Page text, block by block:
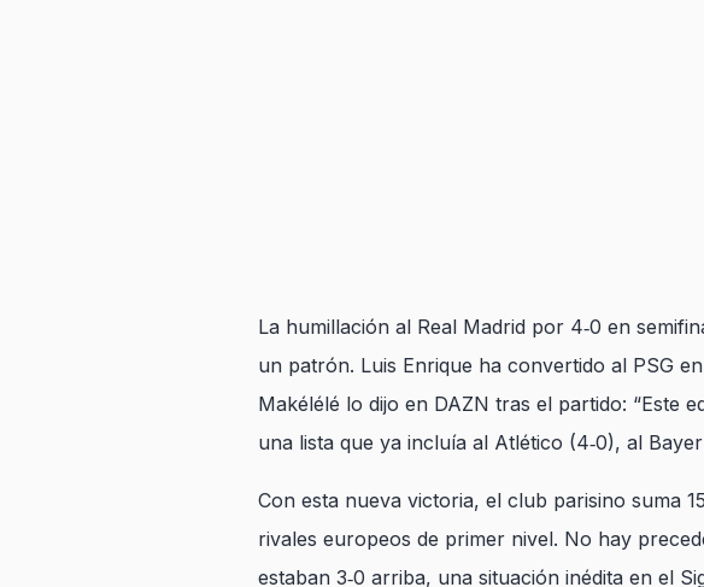
La humillación al Real Madrid por 4‑0 en
un patrón. Luis Enrique ha convertido al PSG
Makélélé lo dijo en DAZN tras el partido: “Este
una lista que ya incluía al Atlético (4‑0), al
Con esta nueva victoria, el club parisino suma
rivales europeos de primer nivel. No hay
estaban 3‑0 arriba, una situación inédita en el